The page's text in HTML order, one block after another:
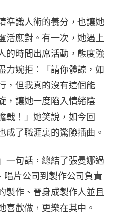
準識人術的養分，也讓她
活應對。有一次，她遇上
的時間出席活動，態度強
力婉拒：「請你體諒，如
，但我真的沒有這個能
，讓她一度陷入情緒陰
戰！」她笑說，如今回
成了職涯裏的驚險插曲。
一句話，總結了張曼娜過
片公司到製作公司負責
製作、晉身成製作人並且
喜歡做，更樂在其中。